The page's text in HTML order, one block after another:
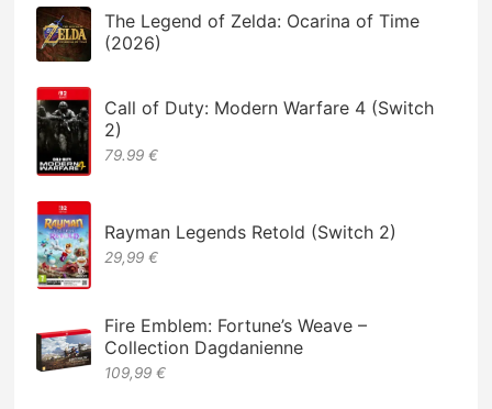
The Legend of Zelda: Ocarina of Time
(2026)
Call of Duty: Modern Warfare 4 (Switch
2)
79.99 €
Rayman Legends Retold (Switch 2)
29,99 €
Fire Emblem: Fortune’s Weave –
Collection Dagdanienne
109,99 €